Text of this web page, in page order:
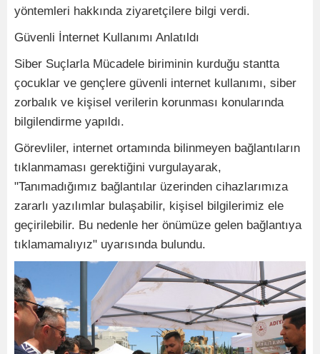
yöntemleri hakkında ziyaretçilere bilgi verdi.
Güvenli İnternet Kullanımı Anlatıldı
Siber Suçlarla Mücadele biriminin kurduğu stantta
çocuklar ve gençlere güvenli internet kullanımı, siber
zorbalık ve kişisel verilerin korunması konularında
bilgilendirme yapıldı.
Görevliler, internet ortamında bilinmeyen bağlantıların
tıklanmaması gerektiğini vurgulayarak,
"Tanımadığımız bağlantılar üzerinden cihazlarımıza
zararlı yazılımlar bulaşabilir, kişisel bilgilerimiz ele
geçirilebilir. Bu nedenle her önümüze gelen bağlantıya
tıklamamalıyız" uyarısında bulundu.